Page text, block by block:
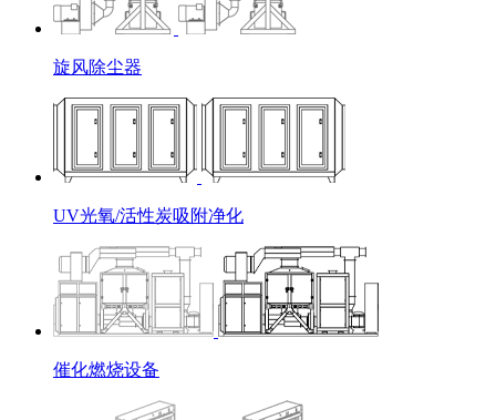
旋风除尘器
UV光氧/活性炭吸附净化
催化燃烧设备